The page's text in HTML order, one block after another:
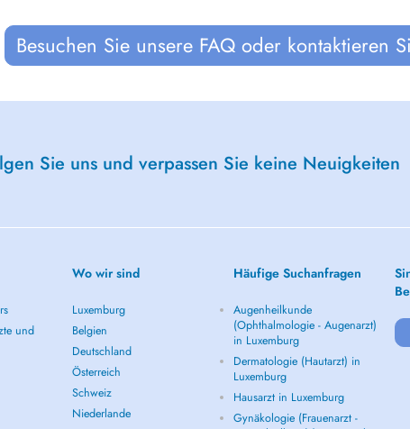
Besuchen Sie unsere FAQ oder kontaktieren
Sie uns und verpassen Sie keine Neuigkeiten
und
Wo wir sind
Luxemburg
Belgien
Deutschland
Österreich
Schweiz
Niederlande
Häufige Suchanfragen
Augenheilkunde
(Ophthalmologie - Augenarzt)
in Luxemburg
Dermatologie (Hautarzt) in
Luxemburg
Hausarzt in Luxemburg
Gynäkologie (Frauenarzt -